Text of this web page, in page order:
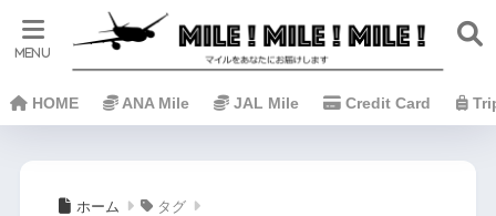
HOME ANA Mile JAL Mile Credit Card
ホーム タグ